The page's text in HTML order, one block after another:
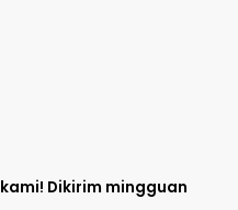
kami! Dikirim mingguan